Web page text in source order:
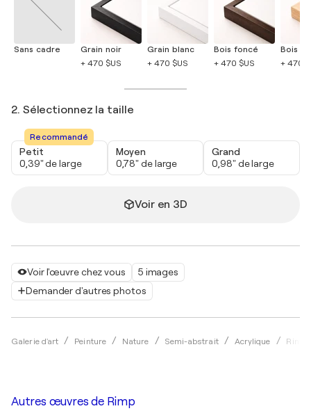
Voir l'œuvre chez vous
5 images
Demander d'autres photos
Galerie d'art Peinture Nature Semi-abstrait Acrylique Rimp
Sans cadre
Grain noir
+ 470 $US
Grain blanc
+ 470 $US
Bois foncé
+ 470 $US
Bois
+ 470
2. Sélectionnez la taille
Recommandé
Petit
0,39" de large
Moyen
0,78" de large
Grand
0,98" de large
Voir en 3D
Autres œuvres de Rimp